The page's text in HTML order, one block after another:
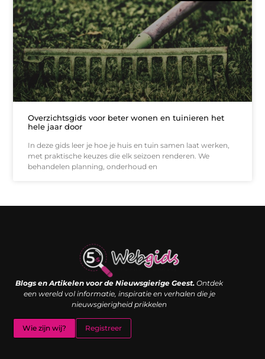
Overzichtsgids voor beter wonen en tuinieren het
hele jaar door
In deze gids leer je hoe je huis en tuin samen laat werken,
met praktische keuzes die elk seizoen renderen. We
behandelen planning, onderhoud en
Blogs en Artikelen voor de Nieuwsgierige Geest. Ontdek
een wereld vol informatie, inspiratie en verhalen die je
nieuwsgierigheid prikkelen
Wie zijn wij? Registreer